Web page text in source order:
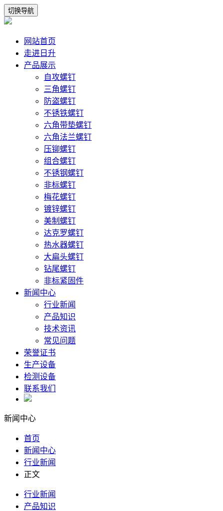
切换导航
网站首页
走进日升
产品展示
自攻螺钉
三角螺钉
防盗螺钉
不锈铁螺钉
六角带垫螺钉
六角法兰螺钉
压铆螺钉
组合螺钉
不锈钢螺钉
非标螺钉
梅花螺钉
镀锌螺钉
美制螺钉
达克罗螺钉
热水器螺钉
大扁头螺钉
钻尾螺钉
非标紧固件
新闻中心
行业新闻
产品知识
技术资讯
常见问题
荣誉证书
生产设备
检测设备
联系我们
新闻中心
首页
新闻中心
行业新闻
正文
行业新闻
产品知识